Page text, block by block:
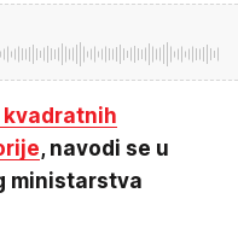
kvadratnih
, navodi se u
ministarstva